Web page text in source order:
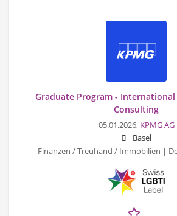
Graduate Program -
Consulting
05.01.2026, KPMG AG
Basel
Finanzen / Treuhand / Immobilien |